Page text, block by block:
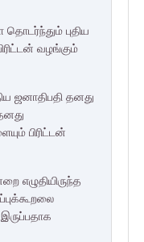
புதிய
வழங்கும்
ஜனாதிபதி தனது
பிரிட்டன்
எழுதியிருந்த